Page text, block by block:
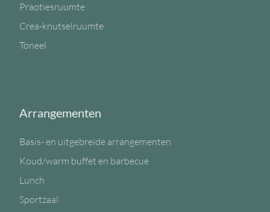
Praotiesruumte
Crea-knutselruumte
Toneel
Arrangementen
Basis- en uitgebreide arrangementen
Koud/warm buffet en barbecue
Lunch
Sportzaal